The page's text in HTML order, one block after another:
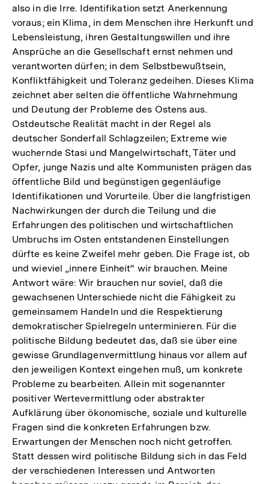
also in die Irre. Identifikation setzt Anerkennung
voraus; ein Klima, in dem Menschen ihre Herkunft und
Lebensleistung, ihren Gestaltungswillen und ihre
Ansprüche an die Gesellschaft ernst nehmen und
verantworten dürfen; in dem Selbstbewußtsein,
Konfliktfähigkeit und Toleranz gedeihen. Dieses Klima
zeichnet aber selten die öffentliche Wahrnehmung
und Deutung der Probleme des Ostens aus.
Ostdeutsche Realität macht in der Regel als
deutscher Sonderfall Schlagzeilen; Extreme wie
wuchernde Stasi und Mangelwirtschaft, Täter und
Opfer, junge Nazis und alte Kommunisten prägen das
öffentliche Bild und begünstigen gegenläufige
Identifikationen und Vorurteile. Über die langfristigen
Nachwirkungen der durch die Teilung und die
Erfahrungen des politischen und wirtschaftlichen
Umbruchs im Osten entstandenen Einstellungen
dürfte es keine Zweifel mehr geben. Die Frage ist, ob
und wieviel „innere Einheit“ wir brauchen. Meine
Antwort wäre: Wir brauchen nur soviel, daß die
gewachsenen Unterschiede nicht die Fähigkeit zu
gemeinsamem Handeln und die Respektierung
demokratischer Spielregeln unterminieren. Für die
politische Bildung bedeutet das, daß sie über eine
gewisse Grundlagenvermittlung hinaus vor allem auf
den jeweiligen Kontext eingehen muß, um konkrete
Probleme zu bearbeiten. Allein mit sogenannter
positiver Wertevermittlung oder abstrakter
Aufklärung über ökonomische, soziale und kulturelle
Fragen sind die konkreten Erfahrungen bzw.
Erwartungen der Menschen noch nicht getroffen.
Statt dessen wird politische Bildung sich in das Feld
der verschiedenen Interessen und Antworten